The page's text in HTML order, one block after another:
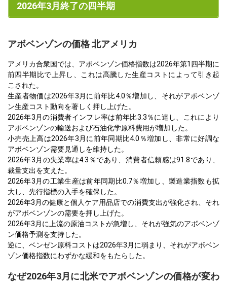
2026年3月終了の四半期
アボベンゾンの価格 北アメリカ
アメリカ合衆国では、アボベンゾン価格指数は2026年第1四半期に
前四半期比で上昇し、これは高騰した生産コストによって引き起
こされた。
生産者物価は2026年3月に前年比4.0％増加し、それがアボベンゾ
ン生産コスト動向を著しく押し上げた。
2026年3月の消費者インフレ率は前年比3.3％に達し、これにより
アボベンゾンの輸送および石油化学原料費用が増加した。
小売売上高は2026年3月に前年同期比4.0％増加し、非常に好調な
アボベンゾン需要見通しを維持した。
2026年3月の失業率は4.3％であり、消費者信頼感は91.8であり、
裁量支出を支えた。
2026年3月の工業生産は前年同期比0.7％増加し、製造業指数も拡
大し、先行指標の入手を確保した。
2026年3月の健康と個人ケア用品店での消費支出が強化され、それ
がアボベンゾンの需要を押し上げた。
2026年3月に上流の原油コストが急増し、それが強気のアボベンゾ
ン価格予測を支持した。
逆に、ベンゼン原料コストは2026年3月に弱まり、それがアボベン
ゾン価格指数にわずかな緩和をもたらした。
なぜ2026年3月に北米でアボベンゾンの価格が変わ